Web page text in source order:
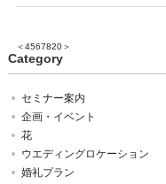
＜4567820＞
Category
セミナー案内
企画・イベント
花
ウエディングロケーション
婚礼プラン